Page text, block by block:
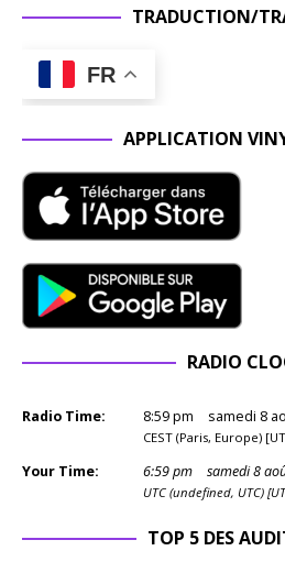
TRADUCTION/
FR
APPLICATION
RADIO
Radio Time: 8:59pm samedi 8
CEST (Paris, Europe)
Your Time: 6:59pm samedi 8
UTC (undefined, UTC)
TOP 5 DES